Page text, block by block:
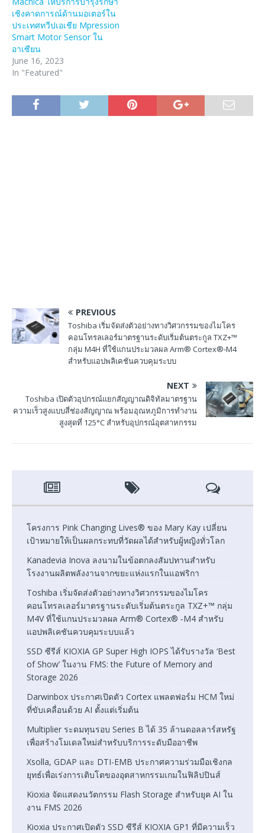
เชิงคาดการณ์ด้านมอเตอร์ใน
ประเทศทวีปเอเชีย Mpression
Smart Motor Sensor ใน
อาเซียน
June 16, 2023
In "Featured"
PREVIOUS
Toshiba เริ่มจัดส่งตัวอย่างทางวิศวกรรมของไมโคร
คอนโทรลเลอร์มาตรฐานระดับเริ่มต้นตระกูล TXZ+™
กลุ่ม M4H ที่ใช้แกนประมวลผล Arm® Cortex®‑M4
สำหรับแอปพลิเคชันควบคุมระบบ
NEXT
Toshiba เปิดตัวอุปกรณ์แยกสัญญาณดิจิทัลมาตรฐาน
ความเร็วสูงแบบสี่ช่องสัญญาณ พร้อมอุณหภูมิการทำงาน
สูงสุดที่ 125°C สำหรับอุปกรณ์อุตสาหกรรม
โครงการ Pink Changing Lives® ของ Mary Kay เปลี่ยน
เป้าหมายให้เป็นผลกระทบที่วัดผลได้สำหรับผู้หญิงทั่วโลก
Kanadevia Inova ลงนามในข้อตกลงสัมปทานสำหรับ
โรงงานผลิตพลังงานจากขยะแห่งแรกในแอฟริกา
Toshiba เริ่มจัดส่งตัวอย่างทางวิศวกรรมของไมโคร
คอนโทรลเลอร์มาตรฐานระดับเริ่มต้นตระกูล TXZ+™ กลุ่ม
M4V ที่ใช้แกนประมวลผล Arm® Cortex® ‑M4 สำหรับ
แอปพลิเคชันควบคุมระบบแล้ว
SSD ซีรีส์ KIOXIA GP Super High IOPS ได้รับรางวัล ‘Best
of Show’ ในงาน FMS: the Future of Memory and
Storage 2026
Darwinbox ประกาศเปิดตัว Cortex แพลตฟอร์ม HCM ใหม่
ที่ขับเคลื่อนด้วย AI ตั้งแต่เริ่มต้น
Multiplier ระดมทุนรอบ Series B ได้ 35 ล้านดอลลาร์สหรัฐ
เพื่อสร้างโมเดลใหม่สำหรับบริการระดับมืออาชีพ
Xsolla, GDAP และ DTI-EMB ประกาศความร่วมมือเชิงกล
ยุทธ์เพื่อเร่งการเติบโตของอุตสาหกรรมเกมในฟิลิปปินส์
Kioxia จัดแสดงนวัตกรรม Flash Storage สำหรับยุค AI ใน
งาน FMS 2026
Kioxia ประกาศเปิดตัว SSD ซีรีส์ KIOXIA GP1 ที่มีความเร็ว